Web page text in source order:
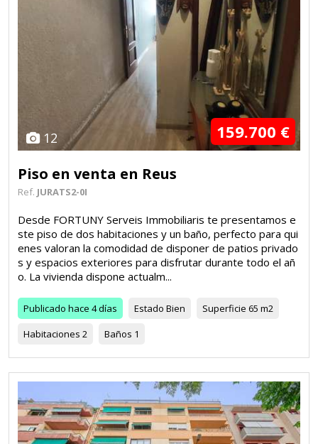
12 159.700 €
Piso en venta en Reus
Ref. JURATS2-0I
Desde FORTUNY Serveis Immobiliaris te presentamos e
ste piso de dos habitaciones y un baño, perfecto para qui
enes valoran la comodidad de disponer de patios privado
s y espacios exteriores para disfrutar durante todo el añ
o. La vivienda dispone actualm...
Publicado hace 4 días Estado Bien Superficie 65 m2
Habitaciones 2 Baños 1